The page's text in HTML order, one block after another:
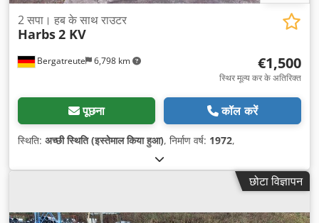
Bergatreute 6,798 km
2 सपा। हब के साथ राउटर
Harbs2 KV
€1,500
स्थिर मूल्य कर के अतिरिक्त
पूछना कॉल करें
स्थिति: अच्छी स्थिति (इस्तेमाल किया हुआ), निर्माण वर्ष: 1972,
छोटा विज्ञापन